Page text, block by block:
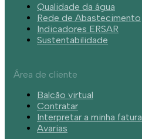
Qualidade da água
Rede de Abastecimento
Indicadores ERSAR
Sustentabilidade
Área de cliente
Balcão virtual
Contratar
Interpretar a minha fatura
Avarias